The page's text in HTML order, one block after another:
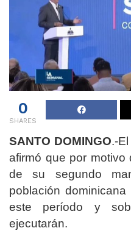
0
SHARES
SANTO DOMINGO.-
afirmó que por motivo
de su segundo
población
este período y
ejecutarán.